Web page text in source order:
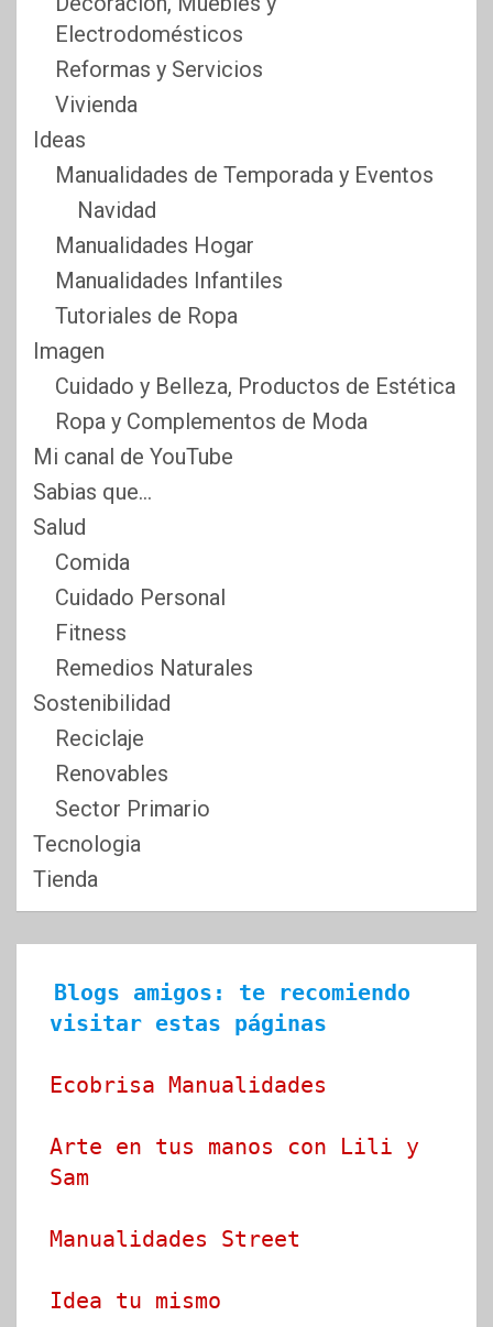
Electrodomésticos
Reformas y Servicios
Vivienda
Ideas
Manualidades de Temporada y Eventos
Navidad
Manualidades Hogar
Manualidades Infantiles
Tutoriales de Ropa
Imagen
Cuidado y Belleza, Productos de Estética
Ropa y Complementos de Moda
Mi canal de YouTube
Sabias que…
Salud
Comida
Cuidado Personal
Fitness
Remedios Naturales
Sostenibilidad
Reciclaje
Renovables
Sector Primario
Tecnologia
Tienda
Blogs amigos: te recomiendo
visitar estas páginas
Ecobrisa Manualidades
Arte en tus manos con Lili y
Sam
Manualidades Street
Idea tu mismo